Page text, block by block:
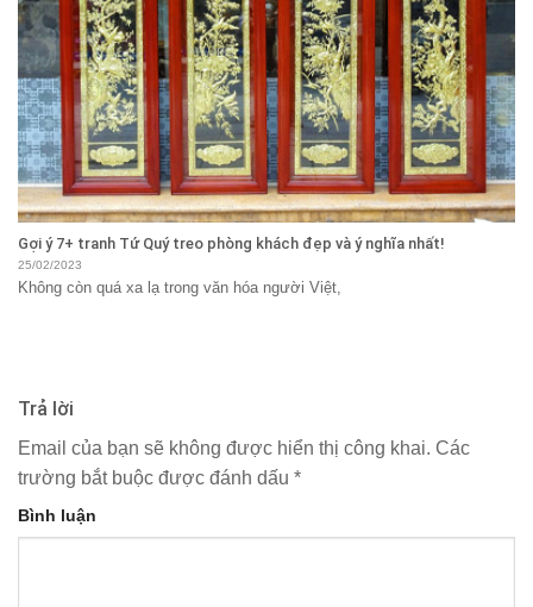
Gợi ý 7+ tranh Tứ Quý treo phòng khách đẹp và ý nghĩa nhất!
25/02/2023
Không còn quá xa lạ trong văn hóa người Việt,
Trả lời
Email của bạn sẽ không được hiển thị công khai. Các
trường bắt buộc được đánh dấu *
Bình luận